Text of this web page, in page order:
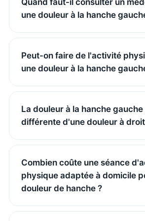
Quand faut-il consulter un
une douleur à la hanche
Peut-on faire de l'activité
une douleur à la hanche
La douleur à la hanche
différente d'une douleur à
Combien coûte une séance
physique adaptée à domicile
douleur de hanche ?